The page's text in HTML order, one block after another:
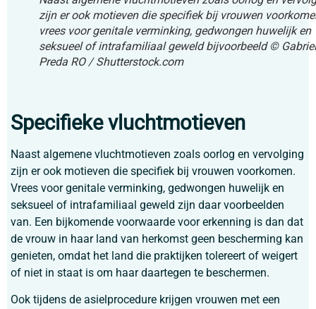
zijn er ook motieven die specifiek bij vrouwen
vrees voor genitale verminking, gedwongen huwelijk en
seksueel of intrafamiliaal geweld bijvoorbeeld © Gabriel
Preda RO / Shutterstock.com
Specifieke vluchtmotieven
Naast algemene vluchtmotieven zoals oorlog en vervolging
zijn er ook motieven die specifiek bij vrouwen voorkomen.
Vrees voor genitale verminking, gedwongen huwelijk en
seksueel of intrafamiliaal geweld zijn daar voorbeelden
van. Een bijkomende voorwaarde voor erkenning is dan dat
de vrouw in haar land van herkomst geen bescherming kan
genieten, omdat het land die praktijken tolereert of weigert
of niet in staat is om haar daartegen te beschermen.
Ook tijdens de asielprocedure krijgen vrouwen met een